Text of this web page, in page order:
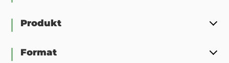
Produkt
Format